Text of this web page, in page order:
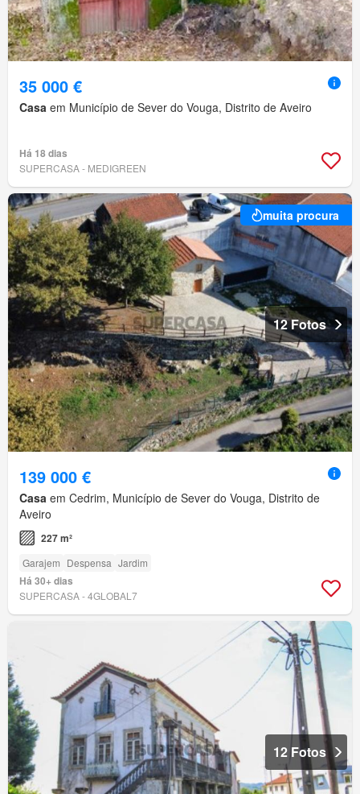
35 000 €
Casa em Município de Sever do Vouga, Distrito de Aveiro
Há 18 dias
SUPERCASA - MEDIGREEN
muita procura
12 Fotos
139 000 €
Casa em Cedrim, Município de Sever do Vouga, Distrito de
Aveiro
227 m²
Garajem Despensa Jardim
Há 30+ dias
SUPERCASA - 4GLOBAL7
12 Fotos